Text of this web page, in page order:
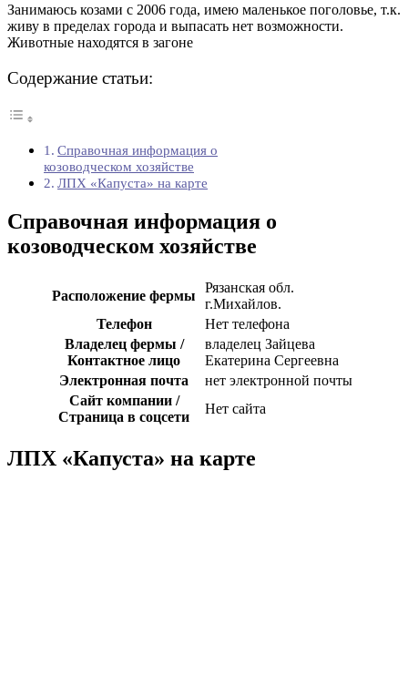
Занимаюсь козами с 2006 года, имею маленькое поголовье, т.к.
живу в пределах города и выпасать нет возможности.
Животные находятся в загоне
Содержание статьи:
Справочная информация о
козоводческом хозяйстве
ЛПХ «Капуста» на карте
Справочная информация о
козоводческом хозяйстве
Расположение фермы
Рязанская обл.
г.Михайлов.
Телефон
Нет телефона
Владелец фермы /
Контактное лицо
владелец Зайцева
Екатерина Сергеевна
Электронная почта
нет электронной почты
Сайт компании /
Страница в соцсети
Нет сайта
ЛПХ «Капуста» на карте